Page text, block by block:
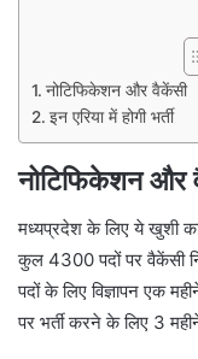
नोटिफिकेशन और वैकेंसी
इन एरिया में होगी भर्ती
नोटिफिकेशन और
मध्यप्रदेश के लिए ये खुशी
कुल 4300 पदों पर वैकेंसी
पदों के लिए विज्ञापन एक
पर भर्ती करने के लिए 3